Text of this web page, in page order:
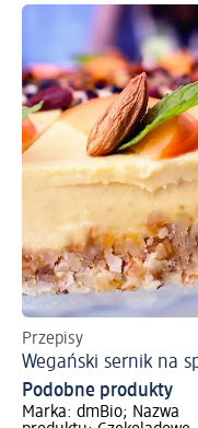
Przepisy
Wegański sernik na
Podobne produkty
Marka: dmBio; Nazwa